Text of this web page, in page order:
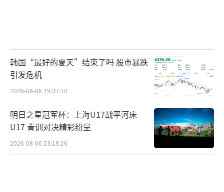
韩国“最好的夏天”结束了吗 股市暴跌
引发危机
2026-08-06 19:37:10
明日之星冠军杯：上海U17战平河床
U17 青训对决精彩纷呈
2026-08-06 23:18:26